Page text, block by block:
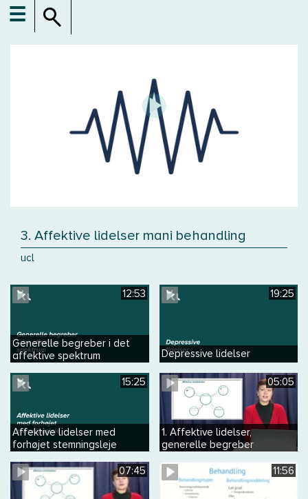
☰
3. Affektive lidelser mani behandling
ucl
12:53
Generelle begreber i det
affektive spektrum
19:25
Depressive lidelser
15:25
Affektive lidelser med
forhøjet stemningsleje
05:05
1. Affektive lidelser,
generelle begreber
07:45 11:56